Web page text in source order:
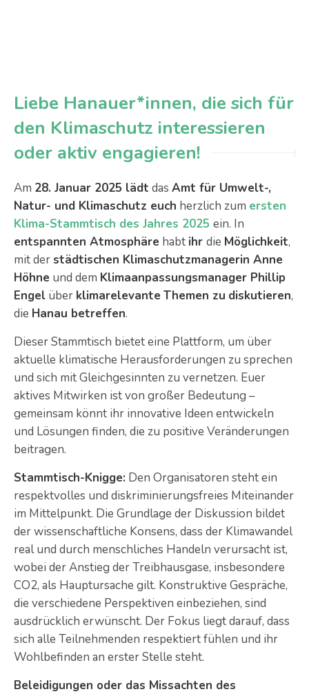
Liebe Hanauer*innen, die sich für
den Klimaschutz interessieren
oder aktiv engagieren!
Am 28. Januar 2025 lädt das Amt für Umwelt-,
Natur- und Klimaschutz euch herzlich zum ersten
Klima-Stammtisch des Jahres 2025 ein. In
entspannten Atmosphäre habt ihr die Möglichkeit,
mit derstädtischen Klimaschutzmanagerin Anne
Höhne und dem Klimaanpassungsmanager Phillip
Engel über klimarelevante Themen zu diskutieren,
die Hanau betreffen.
Dieser Stammtisch bietet eine Plattform, um über
aktuelle klimatische Herausforderungen zu sprechen
und sich mit Gleichgesinnten zu vernetzen. Euer
aktives Mitwirken ist von großer Bedeutung –
gemeinsam könnt ihr innovative Ideen entwickeln
und Lösungen finden, die zu positive Veränderungen
beitragen.
Stammtisch-Knigge: Den Organisatoren steht ein
respektvolles und diskriminierungsfreies Miteinander
im Mittelpunkt. Die Grundlage der Diskussion bildet
der wissenschaftliche Konsens, dass der Klimawandel
real und durch menschliches Handeln verursacht ist,
wobei der Anstieg der Treibhausgase, insbesondere
CO2, als Hauptursache gilt. Konstruktive Gespräche,
die verschiedene Perspektiven einbeziehen, sind
ausdrücklich erwünscht. Der Fokus liegt darauf, dass
sich alle Teilnehmenden respektiert fühlen und ihr
Wohlbefinden an erster Stelle steht.
Beleidigungen oder das Missachten des